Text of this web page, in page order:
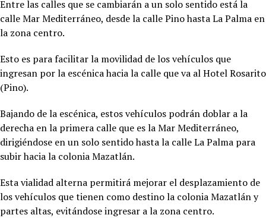
Entre las calles que se cambiarán a un solo sentido está la
calle Mar Mediterráneo, desde la calle Pino hasta La Palma en
la zona centro.
Esto es para facilitar la movilidad de los vehículos que
ingresan por la escénica hacia la calle que va al Hotel Rosarito
(Pino).
Bajando de la escénica, estos vehículos podrán doblar a la
derecha en la primera calle que es la Mar Mediterráneo,
dirigiéndose en un solo sentido hasta la calle La Palma para
subir hacia la colonia Mazatlán.
Esta vialidad alterna permitirá mejorar el desplazamiento de
los vehículos que tienen como destino la colonia Mazatlán y
partes altas, evitándose ingresar a la zona centro.